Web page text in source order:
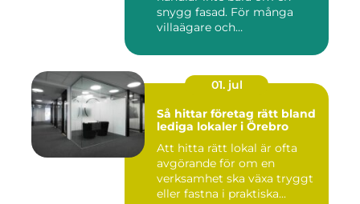
snygg fasad. För många
villaägare och
01. jul
Så hittar företag rätt bland
lediga lokaler i Örebro
Att hitta rätt lokal är ofta
avgörande för om en
verksamhet ska växa tryggt
eller fastna i praktiska...